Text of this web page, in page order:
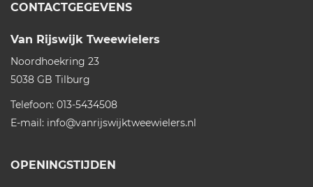
CONTACTGEGEVENS
Van Rijswijk Tweewielers
Noordhoekring 23
5038 GB Tilburg
Telefoon: 013-5434508
E-mail: info@vanrijswijktweewielers.nl
OPENINGSTIJDEN